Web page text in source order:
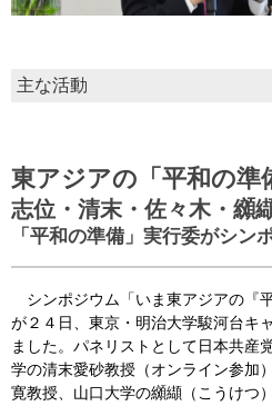
プロフィール
主な活動
国会質問
会見・発言集
論文・著書
主な活動
東アジアの「平和の
志位・清末・佐々木・纐
「平和の準備」実行委がシン
シンポジウム「いま東アジアの『
が２４日、東京・明治大学駿河台キ
ました。パネリストとして日本共産
学の清末愛砂教授（オンライン参加
寛教授、山口大学の纐纈（こうけつ